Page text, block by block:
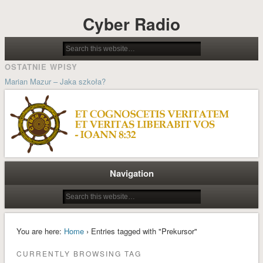
Cyber Radio
OSTATNIE WPISY
Marian Mazur – Jaka szkoła?
Jolanta Wilsz – Możliwości stwarzane przez psychocybernetykę w
procesach pedagogicznych
Ludzie cybernetyki – Grzegorz Dorobek wspomina Docenta Józefa
Kosseckiego
Historia systemu sterowania kościoła katolickiego
Wielkanoc A.D. MMXIX
październik 2021
styczeń 2021
Navigation
You are here: Home› Entries tagged with "Prekursor"
CURRENTLY BROWSING TAG